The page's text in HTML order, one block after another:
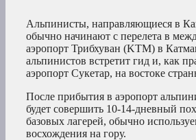
Альпинисты, направляющиеся в
обычно начинают с перелета в
аэропорт Трибхуван (KTM) в
альпинистов встретит гид и, как
аэропорт Сукетар, на востоке
После прибытия в аэропорт
будет совершить 10-14-дневный
базовых лагерей, обычно
восхождения на гору.